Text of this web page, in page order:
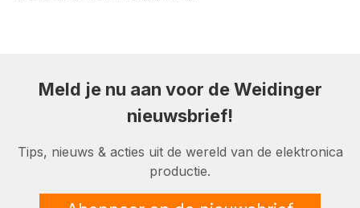
Meld je nu aan voor de Weidinger
nieuwsbrief!
Tips, nieuws & acties uit de wereld van de elektronica
productie.